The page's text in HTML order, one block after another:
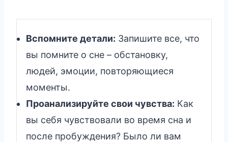
Вспомните детали: Запишите все, что
вы помните о сне – обстановку,
людей, эмоции, повторяющиеся
моменты.
Проанализируйте свои чувства: Как
вы себя чувствовали во время сна и
после пробуждения? Было ли вам